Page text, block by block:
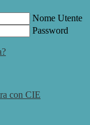
Nome Utente
Password
con CIE